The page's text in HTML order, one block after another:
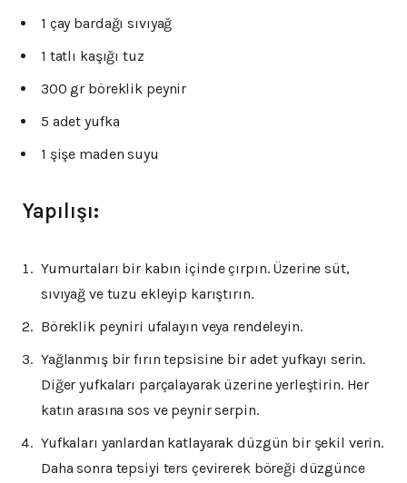
1 çay bardağı sıvıyağ
1 tatlı kaşığı tuz
300 gr böreklik peynir
5 adet yufka
1 şişe maden suyu
Yapılışı:
Yumurtaları bir kabın içinde çırpın. Üzerine süt,
sıvıyağ ve tuzu ekleyip karıştırın.
Böreklik peyniri ufalayın veya rendeleyin.
Yağlanmış bir fırın tepsisine bir adet yufkayı serin.
Diğer yufkaları parçalayarak üzerine yerleştirin. Her
katın arasına sos ve peynir serpin.
Yufkaları yanlardan katlayarak düzgün bir şekil verin.
Daha sonra tepsiyi ters çevirerek böreği düzgünce